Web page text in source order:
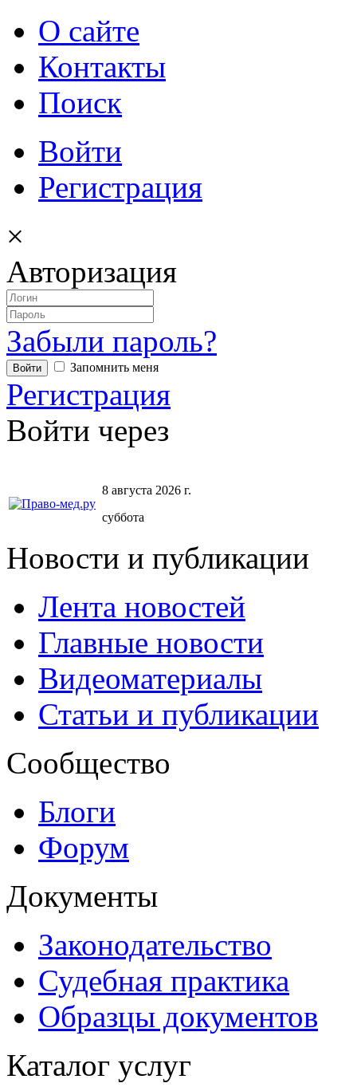
О сайте
Контакты
Поиск
Войти
Регистрация
×
Авторизация
Забыли пароль?
Запомнить меня
Регистрация
Войти через
8 августа 2026 г.
суббота
Новости и публикации
Лента новостей
Главные новости
Видеоматериалы
Статьи и публикации
Сообщество
Блоги
Форум
Документы
Законодательство
Судебная практика
Образцы документов
Каталог услуг